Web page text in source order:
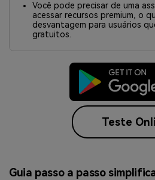
Você pode precisar de uma
acessar recursos premium, o
desvantagem para usuários
gratuitos.
Teste
Guia passo a passo